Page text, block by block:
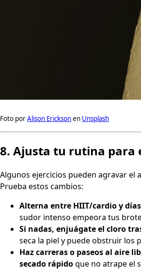
Foto porAlison Ericksonen Unsplash
8. Ajusta tu rutina para
Algunos ejercicios pueden agravar el
Prueba estos cambios:
Alterna entre HIIT/cardio y
sudor intenso empeora tus
Si nadas, enjuágate el cloro
seca la piel y puede obstruir los
Haz carreras o paseos al aire
secado rápidoque no atrape el